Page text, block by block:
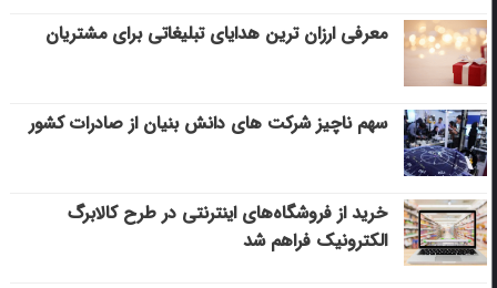
معرفی ارزان ترین هدایای تبلیغاتی برای مشتریان
سهم ناچیز شرکت های دانش بنیان از صادرات کشور
خرید از فروشگاه‌های اینترنتی در طرح کالابرگ
الکترونیک فراهم شد